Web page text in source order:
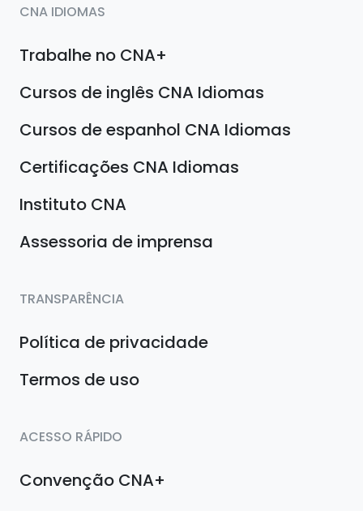
CNA IDIOMAS
Trabalhe no CNA+
Cursos de inglês CNA Idiomas
Cursos de espanhol CNA Idiomas
Certificações CNA Idiomas
Instituto CNA
Assessoria de imprensa
TRANSPARÊNCIA
Política de privacidade
Termos de uso
ACESSO RÁPIDO
Convenção CNA+